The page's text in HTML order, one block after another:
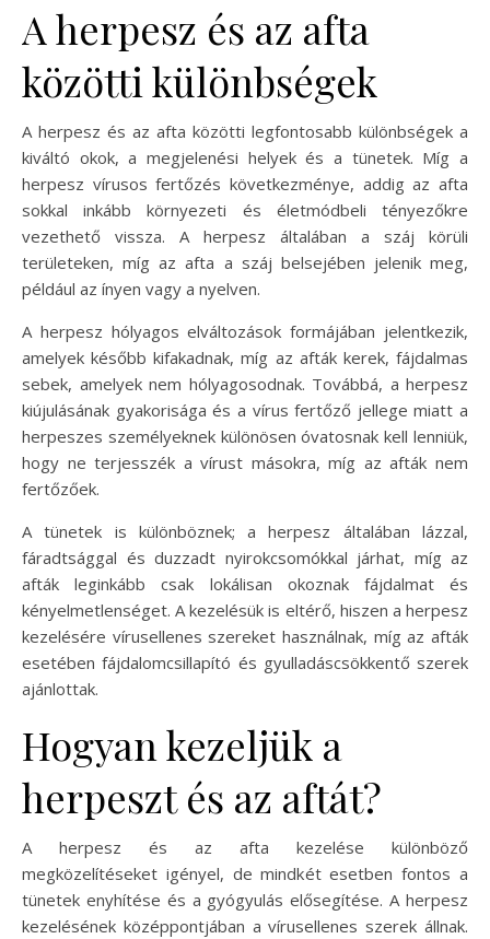
A herpesz és az afta
közötti különbségek
A herpesz és az afta közötti legfontosabb különbségek a
kiváltó okok, a megjelenési helyek és a tünetek. Míg a
herpesz vírusos fertőzés következménye, addig az afta
sokkal inkább környezeti és életmódbeli tényezőkre
vezethető vissza. A herpesz általában a száj körüli
területeken, míg az afta a száj belsejében jelenik meg,
például az ínyen vagy a nyelven.
A herpesz hólyagos elváltozások formájában jelentkezik,
amelyek később kifakadnak, míg az afták kerek, fájdalmas
sebek, amelyek nem hólyagosodnak. Továbbá, a herpesz
kiújulásának gyakorisága és a vírus fertőző jellege miatt a
herpeszes személyeknek különösen óvatosnak kell lenniük,
hogy ne terjesszék a vírust másokra, míg az afták nem
fertőzőek.
A tünetek is különböznek; a herpesz általában lázzal,
fáradtsággal és duzzadt nyirokcsomókkal járhat, míg az
afták leginkább csak lokálisan okoznak fájdalmat és
kényelmetlenséget. A kezelésük is eltérő, hiszen a herpesz
kezelésére vírusellenes szereket használnak, míg az afták
esetében fájdalomcsillapító és gyulladáscsökkentő szerek
ajánlottak.
Hogyan kezeljük a
herpeszt és az aftát?
A herpesz és az afta kezelése különböző
megközelítéseket igényel, de mindkét esetben fontos a
tünetek enyhítése és a gyógyulás elősegítése. A herpesz
kezelésének középpontjában a vírusellenes szerek állnak.